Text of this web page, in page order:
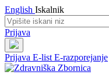
English Iskalnik
Prijava
Prijava E-list E-razporejanje